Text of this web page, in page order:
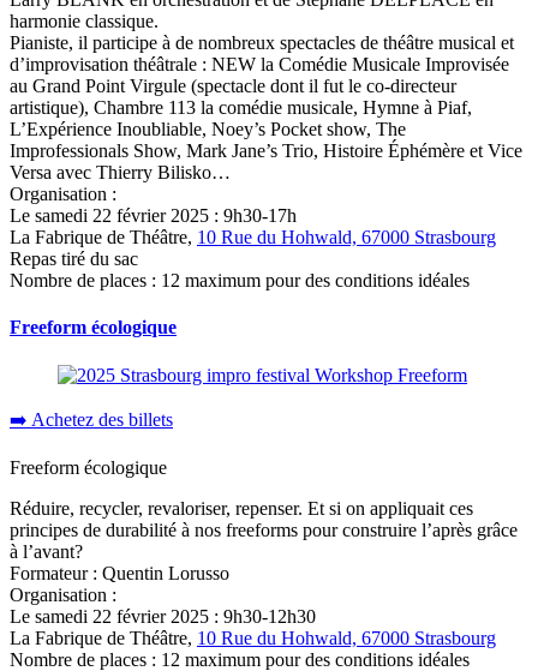
harmonie classique.
Pianiste, il participe à de nombreux spectacles de théâtre musical et
d’improvisation théâtrale : NEW la Comédie Musicale Improvisée
au Grand Point Virgule (spectacle dont il fut le co-directeur
artistique), Chambre 113 la comédie musicale, Hymne à Piaf,
L’Expérience Inoubliable, Noey’s Pocket show, The
Improfessionals Show, Mark Jane’s Trio, Histoire Éphémère et Vice
Versa avec Thierry Bilisko…
Organisation :
Le samedi 22 février 2025 : 9h30-17h
La Fabrique de Théâtre, 10 Rue du Hohwald, 67000 Strasbourg
Repas tiré du sac
Nombre de places : 12 maximum pour des conditions idéales
Freeform écologique
➡️ Achetez des billets
Freeform écologique
Réduire, recycler, revaloriser, repenser. Et si on appliquait ces
principes de durabilité à nos freeforms pour construire l’après grâce
à l’avant?
Formateur : Quentin Lorusso
Organisation :
Le samedi 22 février 2025 : 9h30-12h30
La Fabrique de Théâtre, 10 Rue du Hohwald, 67000 Strasbourg
Nombre de places : 12 maximum pour des conditions idéales